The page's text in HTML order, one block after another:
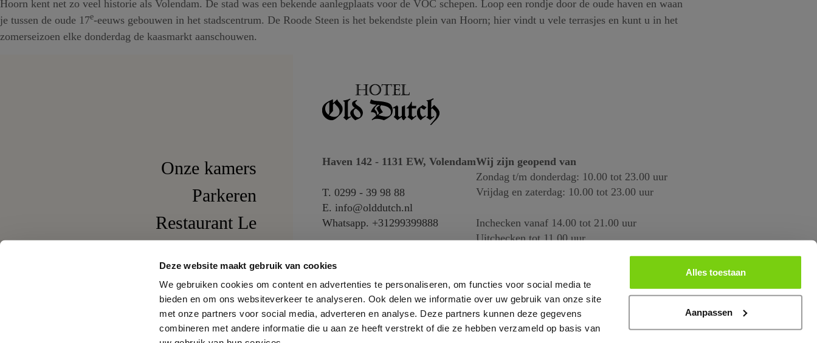
Deze website maakt gebruik van cookies
We gebruiken cookies om content en advertenties te personaliseren, om functies voor social media te
bieden en om ons websiteverkeer te analyseren. Ook delen we informatie over uw gebruik van onze site
met onze partners voor social media, adverteren en analyse. Deze partners kunnen deze gegevens
combineren met andere informatie die u aan ze heeft verstrekt of die ze hebben verzameld op basis van
Alles toestaan
Aanpassen
Hoorn kent net zo veel historie als Volendam. De stad was een bekende aanlegplaats voor de VOC schepen. Loop een rondje door de oude haven en waan
je tussen de oude 17e-eeuws gebouwen in het stadscentrum. De Roode Steen is het bekendste plein van Hoorn; hier vindt u vele terrasjes en kunt u in het
zomerseizoen elke donderdag de kaasmarkt aanschouwen.
Onze kamers
Parkeren
Restaurant Le
Wijnbar It's Wine
Haven 142 - 1131 EW, Volendam
T. 0299 - 39 98 88
E. info@olddutch.nl
Whatsapp. +31299399888
Wij zijn geopend van
Zondag t/m donderdag: 10.00 tot 23.00 uur
Vrijdag en zaterdag: 10.00 tot 23.00 uur
Inchecken vanaf 14.00 tot 21.00 uur
Uitchecken tot 11.00 uur